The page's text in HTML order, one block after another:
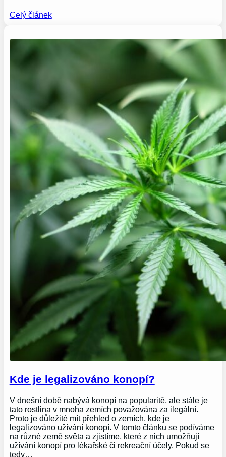
Celý článek
Kde je legalizováno konopí?
V dnešní době nabývá konopí na popularitě, ale stále je
tato rostlina v mnoha zemích považována za ilegální.
Proto je důležité mít přehled o zemích, kde je
legalizováno užívání konopí. V tomto článku se podíváme
na různé země světa a zjistíme, které z nich umožňují
užívání konopí pro lékařské či rekreační účely. Pokud se
tedy…